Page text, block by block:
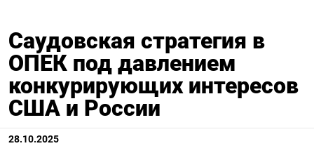
Саудовская стратегия в
ОПЕК под давлением
конкурирующих интересов
США и России
28.10.2025